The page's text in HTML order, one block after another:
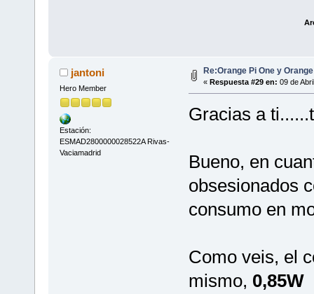
jantoni
Hero Member
Estación:
ESMAD2800000028522A Rivas-
Vaciamadrid
Re:Orange Pi One y
« Respuesta #29 en: 09 de
Gracias a
Bueno, en
obsesionados
consumo en
Como veis, el
mismo, 0,85W